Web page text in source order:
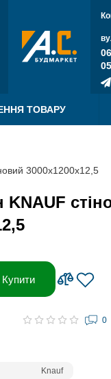
ТОВАРУ
3000х1200х12,5
KNAUF
Купити
0
Knauf